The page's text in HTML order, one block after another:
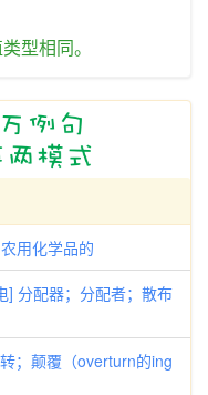
类型相同。
用化学品的
配器；分配者；散布
颠覆（overturn的ing